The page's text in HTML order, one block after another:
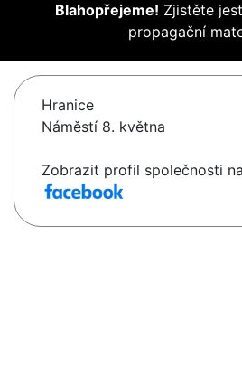
Blahopřejeme! Zjistěte
propagační
Hranice
Náměstí 8. května
Zobrazit profil společnosti na